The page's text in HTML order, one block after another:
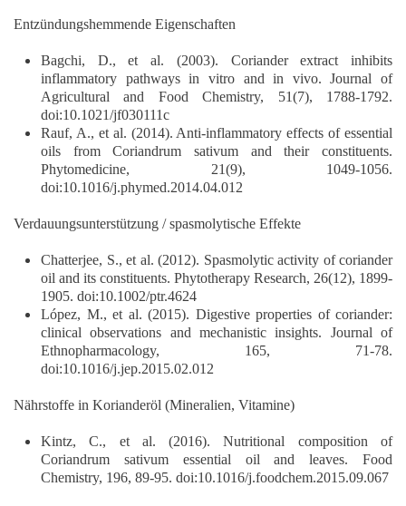
Entzündungshemmende Eigenschaften
Bagchi, D., et al. (2003). Coriander extract inhibits
inflammatory pathways in vitro and in vivo. Journal of
Agricultural and Food Chemistry, 51(7), 1788-1792.
doi:10.1021/jf030111c
Rauf, A., et al. (2014). Anti-inflammatory effects of essential
oils from Coriandrum sativum and their constituents.
Phytomedicine, 21(9), 1049-1056.
doi:10.1016/j.phymed.2014.04.012
Verdauungsunterstützung / spasmolytische Effekte
Chatterjee, S., et al. (2012). Spasmolytic activity of coriander
oil and its constituents. Phytotherapy Research, 26(12), 1899-
1905. doi:10.1002/ptr.4624
López, M., et al. (2015). Digestive properties of coriander:
clinical observations and mechanistic insights. Journal of
Ethnopharmacology, 165, 71-78.
doi:10.1016/j.jep.2015.02.012
Nährstoffe in Korianderöl (Mineralien, Vitamine)
Kintz, C., et al. (2016). Nutritional composition of
Coriandrum sativum essential oil and leaves. Food
Chemistry, 196, 89-95. doi:10.1016/j.foodchem.2015.09.067